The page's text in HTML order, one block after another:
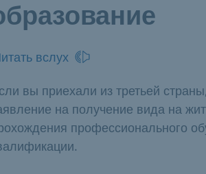
вслух
вы приехали из третьей
на получение вида на
профессионального